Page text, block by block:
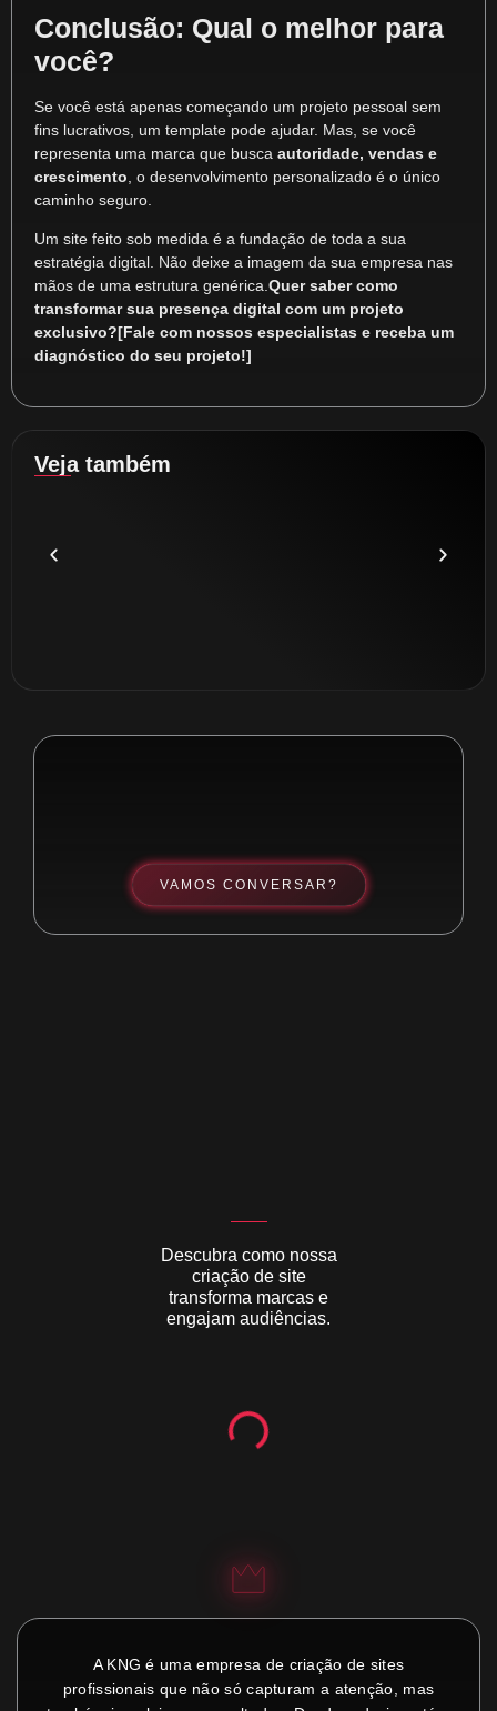
Conclusão: Qual o melhor para
você?
Se você está apenas começando um projeto pessoal sem
fins lucrativos, um template pode ajudar. Mas, se você
representa uma marca que busca autoridade, vendas e
crescimento , o desenvolvimento personalizado é o único
caminho seguro.
Um site feito sob medida é a fundação de toda a sua
estratégia digital. Não deixe a imagem da sua empresa nas
mãos de uma estrutura genérica.Quer saber como
transformar sua presença digital com um projeto
exclusivo?[Fale com nossos especialistas e receba um
diagnóstico do seu projeto!]
Veja também
VAMOS CONVERSAR?
Descubra como nossa
criação de site
transforma marcas e
engajam audiências.
A KNG é uma empresa de criação de sites
profissionais que não só capturam a atenção, mas